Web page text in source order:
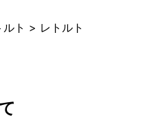
ト > レトルト